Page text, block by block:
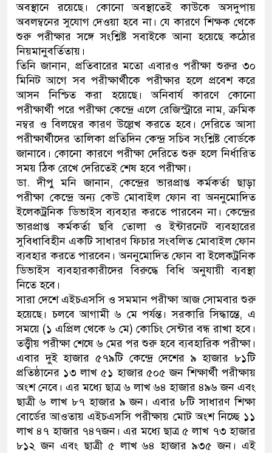
অবৈধ বিদেশি পিস্তল, ম্যাগাজিন
জড়িত কিশোর গ্যাংয়ের চার শিশু আটক
ডাকাতির প্রস্তুতিকালে দুইজনকে
থানা পুলিশ
অবস্থানে রয়েছে। কোনো অবস্থাতেই কাউকে অসদুপায়
অবলম্বনের সুযোগ দেওয়া হবে না। যে কারণে শিক্ষক থেকে
শুরু পরীক্ষার সঙ্গে সংশ্লিষ্ট সবাইকে আনা হয়েছে কঠোর
নিয়মানুবর্তিতায়।
তিনি জানান, প্রতিবারের মতো এবারও পরীক্ষা শুরুর ৩০
মিনিট আগে সব পরীক্ষার্থীকে পরীক্ষার হলে প্রবেশ করে
আসন নিশ্চিত করা হয়েছে। অনিবার্য কারণে কোনো
পরীক্ষার্থী পরে পরীক্ষা কেন্দ্রে এলে রেজিস্ট্রারে নাম, ক্রমিক
নম্বর ও বিলম্বের কারণ উল্লেখ করতে হবে। দেরিতে আসা
পরীক্ষার্থীদের তালিকা প্রতিদিন কেন্দ্র সচিব সংশ্লিষ্ট বোর্ডকে
জানাবে। কোনো কারণে পরীক্ষা দেরিতে শুরু হলে নির্ধারিত
সময় ঠিক রেখে দেরিতেই শেষ হবে পরীক্ষা।
ডা. দীপু মনি জানান, কেন্দ্রের ভারপ্রাপ্ত কর্মকর্তা ছাড়া
পরীক্ষা কেন্দ্রে অন্য কেউ মোবাইল ফোন বা অননুমোদিত
ইলেকট্রনিক ডিভাইস ব্যবহার করতে পারবেন না। কেন্দ্রের
ভারপ্রাপ্ত কর্মকর্তা ছবি তোলা ও ইন্টারনেট ব্যবহারের
সুবিধাবিহীন একটি সাধারণ ফিচার সংবলিত মোবাইল ফোন
ব্যবহার করতে পারবেন। অননুমোদিত ফোন বা ইলেকট্রনিক
ডিভাইস ব্যবহারকারীদের বিরুদ্ধে বিধি অনুযায়ী ব্যবস্থা
নিতে হবে।
সারা দেশে এইচএসসি ও সমমান পরীক্ষা আজ সোমবার শুরু
হয়েছে। চলবে আগামী ৬ মে পর্যন্ত। সরকারি সিদ্ধান্তে, এ
সময়ে (১ এপ্রিল থেকে ৬ মে) কোচিং সেন্টার বন্ধ রাখা হবে।
তত্ত্বীয় পরীক্ষা শেষে ৬ মের পর শুরু হবে ব্যবহারিক পরীক্ষা।
এবার দুই হাজার ৫৭৯টি কেন্দ্রে দেশের ৯ হাজার ৮১টি
প্রতিষ্ঠানের ১৩ লাখ ৫১ হাজার ৫০৫ জন শিক্ষার্থী পরীক্ষায়
অংশ নেবে। এর মধ্যে ছাত্র ৬ লাখ ৬৪ হাজার ৪৯৬ জন এবং
ছাত্রী ৬ লাখ ৮৭ হাজার ৯ জন। এবার ৮টি সাধারণ শিক্ষা
বোর্ডের আওতায় এইচএসসি পরীক্ষায় মোট অংশ নিচ্ছে ১১
লাখ ৪৭ হাজার ৭৪৭জন। এর মধ্যে ছাত্র ৫ লাখ ৭৩ হাজার
৮১২ জন এবং ছাত্রী ৫ লাখ ৬৪ হাজার ৯৩৫ জন। এই